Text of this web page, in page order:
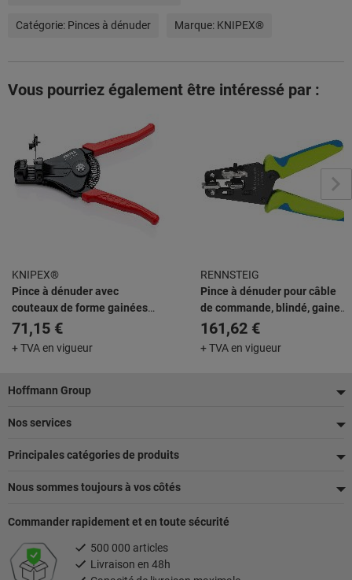
Catégorie: Pinces à dénuder Marque: KNIPEX®
Vous pourriez également être intéressé par :
KNIPEX®
Pince à dénuder avec
couteaux de forme gainées
en plastique noire laquée 180
mm
71,15 €
+ TVA en vigueur
RENNSTEIG
Pince à dénuder pour câble
de commande, blindé, gaine
extérieure et conducteur
intérieur AWG 18
161,62 €
+ TVA en vigueur
Pied
de
page
Hoffmann Group
Nos services
Principales catégories de produits
Nous sommes toujours à vos côtés
Commander rapidement et en toute sécurité
500 000 articles
Livraison en 48h